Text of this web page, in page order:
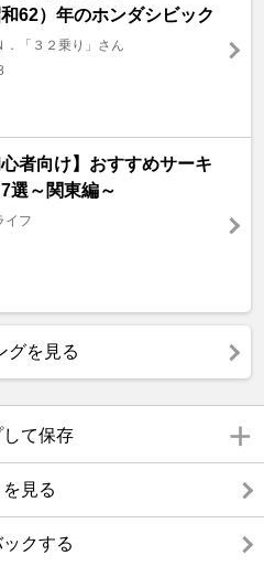
和62）年のホンダシビック
．「３２乗り」さん
心者向け】おすすめサーキ
選～関東編～
イフ
グを見る
て保存
見る
クする